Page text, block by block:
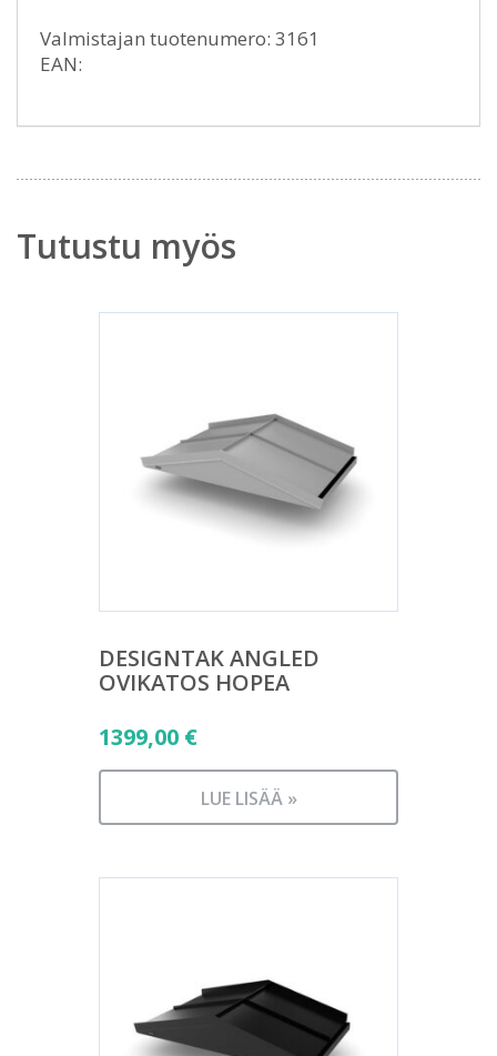
Valmistajan tuotenumero: 3161
EAN:
Tutustu myös
DESIGNTAK ANGLED
OVIKATOS HOPEA
1399,00 €
LUE LISÄÄ »